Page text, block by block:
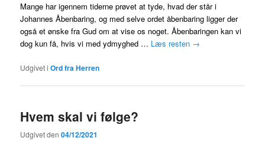
Mange har igennem tiderne prøvet at tyde, hvad der står i
Johannes Åbenbaring, og med selve ordet åbenbaring ligger der
også et ønske fra Gud om at vise os noget. Åbenbaringen kan vi
dog kun få, hvis vi med ydmyghed … Læs resten →
Udgivet i Ord fra Herren
Hvem skal vi følge?
Udgivet den04/12/2021